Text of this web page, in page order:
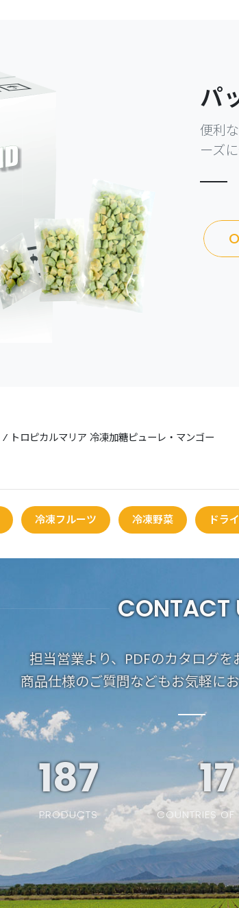
パ
便利
ーズ
⁄ トロピカルマリア 冷凍加糖ピューレ・マンゴー
冷凍フルーツ 冷凍野菜 ドライ
CONTACT
担当営業より、PDFのカタログを
商品仕様のご質問などもお気軽に
187
PRODUCTS
19
COUNTRIES